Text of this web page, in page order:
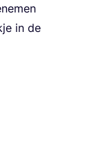
in de